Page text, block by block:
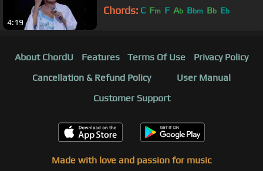
4:19
Chords: C Fm F Ab Bbm Bb Eb
About ChordU Features Terms Of Use
Privacy Policy
Cancellation & Refund Policy
User Manual
Customer Support
Made with love and passion for music